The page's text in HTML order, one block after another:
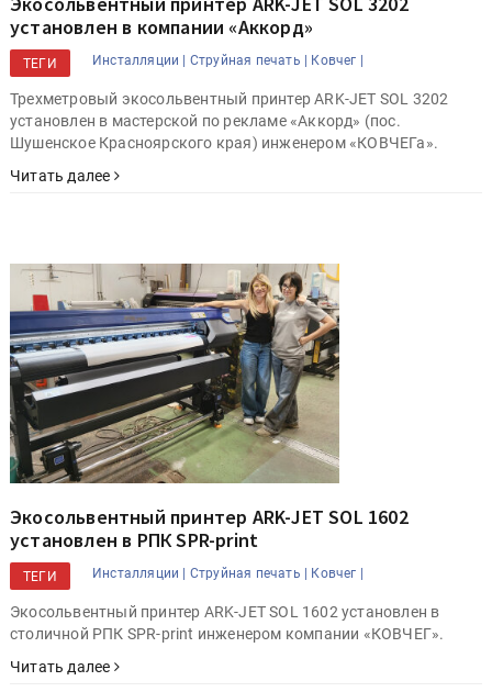
установлен в компании «Аккорд»
ТЕГИ Инсталляции | Струйная печать | Ковчег |
Трехметровый экосольвентный принтер ARK-JET SOL 3202
установлен в мастерской по рекламе «Аккорд» (пос.
Шушенское Красноярского края) инженером «КОВЧЕГа».
Читать далее
Экосольвентный принтер ARK-JET SOL 1602
установлен в РПК SPR-print
ТЕГИ Инсталляции | Струйная печать | Ковчег |
Экосольвентный принтер ARK-JET SOL 1602 установлен в
столичной РПК SPR-print инженером компании «КОВЧЕГ».
Читать далее